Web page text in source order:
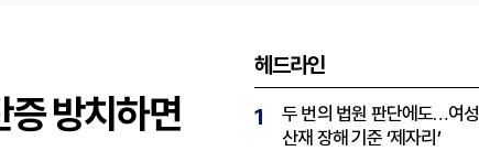
증 방치하면
헤드라인
1
두 번의 법원 판단에도…여성
산재 장해 기준 ‘제자리’